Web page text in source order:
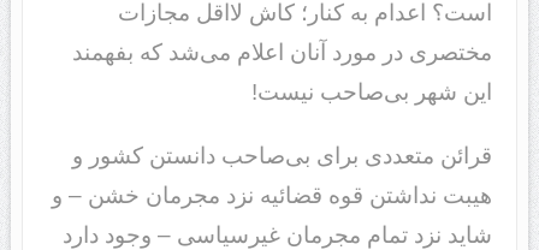
است؟ اعدام به کنار؛ کاش لااقل مجازات
مختصری در مورد آنان اعلام می‌شد که بفهمند
این شهر بی‌صاحب نیست!
قرائن متعددی برای بی‌صاحب دانستن کشور و
هیبت نداشتن قوه قضائیه نزد مجرمان خشن – و
شاید نزد تمام مجرمان غیرسیاسی – وجود دارد